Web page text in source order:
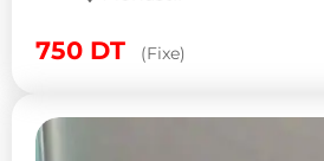
750 DT (Fixe)